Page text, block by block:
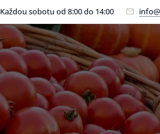
Každou sobotu od 8:00 do 14:00